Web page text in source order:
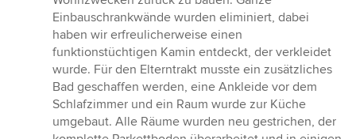
Sternen
Einbauschrankwände wurden eliminiert, dabei
haben wir erfreulicherweise einen
funktionstüchtigen Kamin entdeckt, der verkleidet
wurde. Für den Elterntrakt musste ein zusätzliches
Bad geschaffen werden, eine Ankleide vor dem
Schlafzimmer und ein Raum wurde zur Küche
umgebaut. Alle Räume wurden neu gestrichen, der